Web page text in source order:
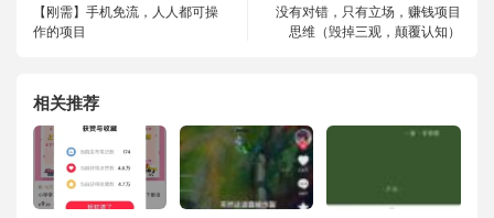
【刚需】手机免流，人人都可操
作的项目
没有对错，只有立场，赚钱项目
思维（毁掉三观，颠覆认知）
相关推荐